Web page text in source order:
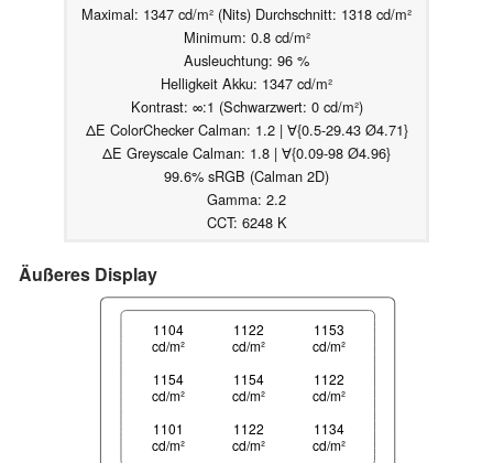
Maximal: 1347 cd/m² (Nits) Durchschnitt: 1318 cd/m²
Minimum: 0.8 cd/m²
Ausleuchtung: 96 %
Helligkeit Akku: 1347 cd/m²
Kontrast: ∞:1 (Schwarzwert: 0 cd/m²)
ΔE ColorChecker Calman: 1.2 | ∀{0.5-29.43 Ø4.71}
ΔE Greyscale Calman: 1.8 | ∀{0.09-98 Ø4.96}
99.6% sRGB (Calman 2D)
Gamma: 2.2
CCT: 6248 K
Äußeres Display
1104
cd/m²
1122
cd/m²
1153
cd/m²
1154
cd/m²
1154
cd/m²
1122
cd/m²
1101
cd/m²
1122
cd/m²
1134
cd/m²